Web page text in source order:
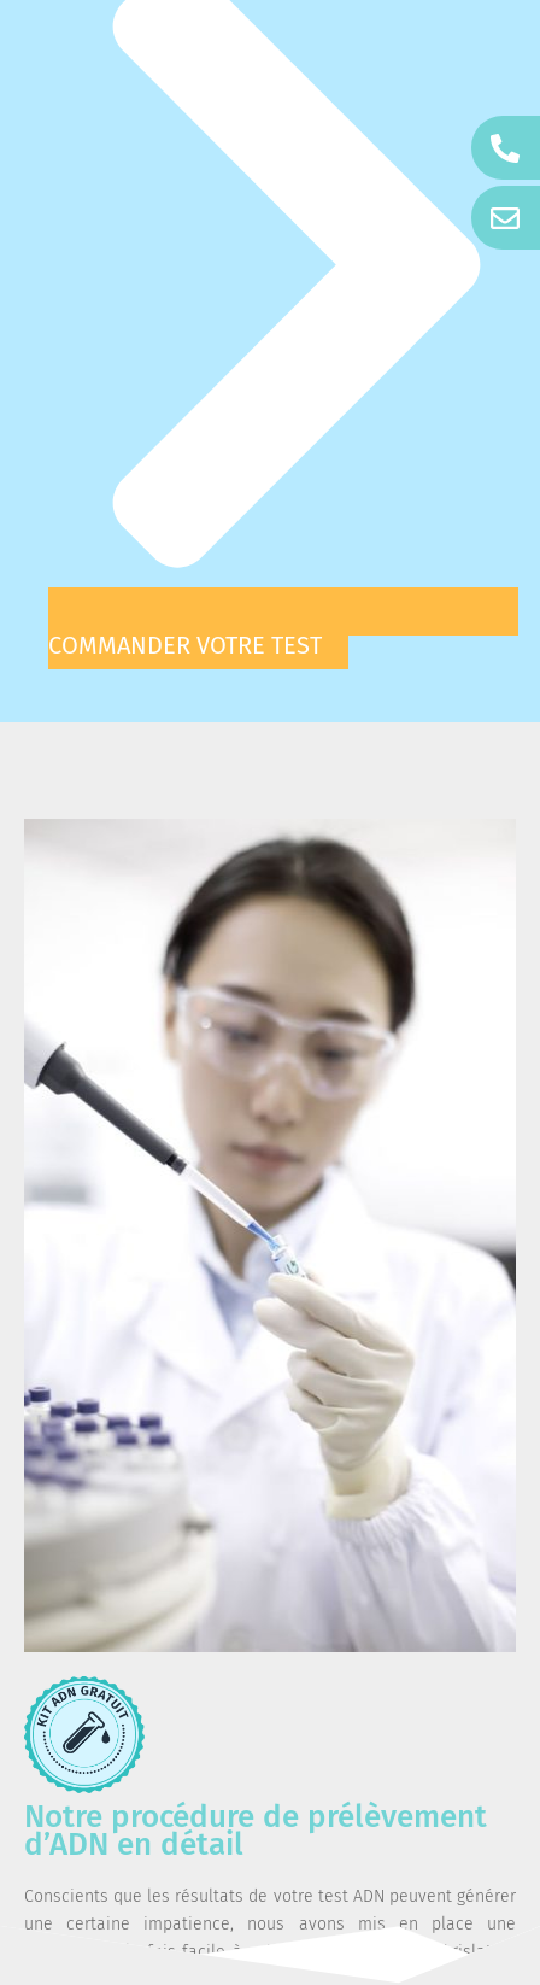
COMMANDER VOTRE TEST
Notre procédure de prélèvement
d’ADN en détail
Conscients que les résultats de votre test ADN peuvent générer
une certaine impatience, nous avons mis en place une
procédure à la fois facile à suivre et respectant la législation